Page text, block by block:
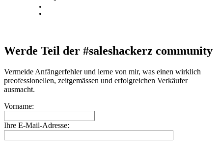
Werde Teil der #saleshackerz community
Vermeide Anfängerfehler und lerne von mir, was einen wirklich
preofessionellen, zeitgemässen und erfolgreichen Verkäufer
ausmacht.
Vorname:
Ihre E-Mail-Adresse: